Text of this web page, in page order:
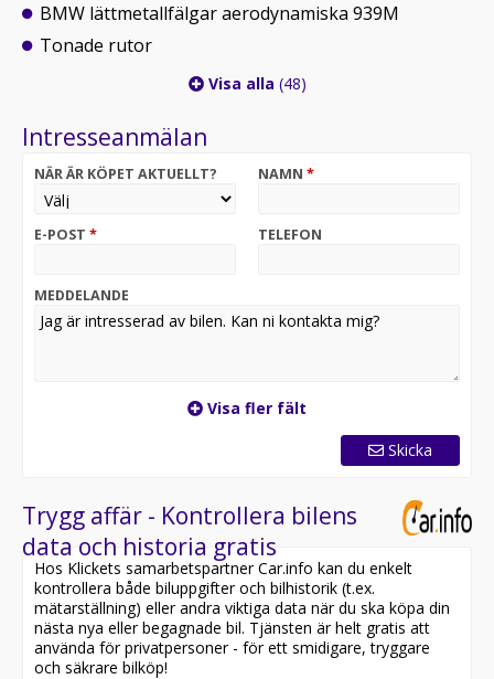
BMW lättmetallfälgar aerodynamiska 939M
Tonade rutor
Visa alla (48)
Intresseanmälan
NÄR ÄR KÖPET AKTUELLT? NAMN *
E-POST * TELEFON
MEDDELANDE
Visa fler fält
Skicka
Trygg affär - Kontrollera bilens
data och historia gratis
Hos Klickets samarbetspartner Car.info kan du enkelt
kontrollera både biluppgifter och bilhistorik (t.ex.
mätarställning) eller andra viktiga data när du ska köpa din
nästa nya eller begagnade bil. Tjänsten är helt gratis att
använda för privatpersoner - för ett smidigare, tryggare
och säkrare bilköp!